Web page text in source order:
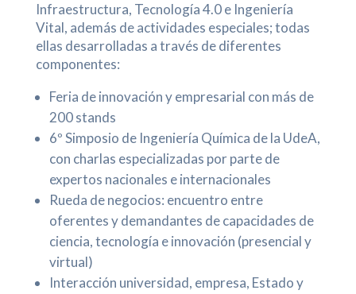
Infraestructura, Tecnología 4.0 e Ingeniería
Vital, además de actividades especiales; todas
ellas desarrolladas a través de diferentes
componentes:
Feria de innovación y empresarial con más de
200 stands
6º Simposio de Ingeniería Química de la UdeA,
con charlas especializadas por parte de
expertos nacionales e internacionales
Rueda de negocios: encuentro entre
oferentes y demandantes de capacidades de
ciencia, tecnología e innovación (presencial y
virtual)
Interacción universidad, empresa, Estado y